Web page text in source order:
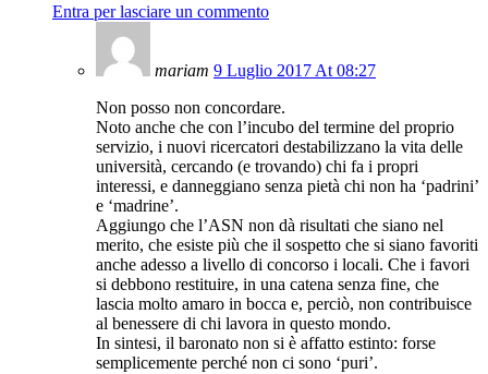
Entra per lasciare un commento
mariam 9 Luglio 2017 At 08:27
Non posso non concordare.
Noto anche che con l’incubo del termine del proprio
servizio, i nuovi ricercatori destabilizzano la vita delle
università, cercando (e trovando) chi fa i propri
interessi, e danneggiano senza pietà chi non ha ‘padrini’
e ‘madrine’.
Aggiungo che l’ASN non dà risultati che siano nel
merito, che esiste più che il sospetto che si siano favoriti
anche adesso a livello di concorso i locali. Che i favori
si debbono restituire, in una catena senza fine, che
lascia molto amaro in bocca e, perciò, non contribuisce
al benessere di chi lavora in questo mondo.
In sintesi, il baronato non si è affatto estinto: forse
semplicemente perché non ci sono ‘puri’.